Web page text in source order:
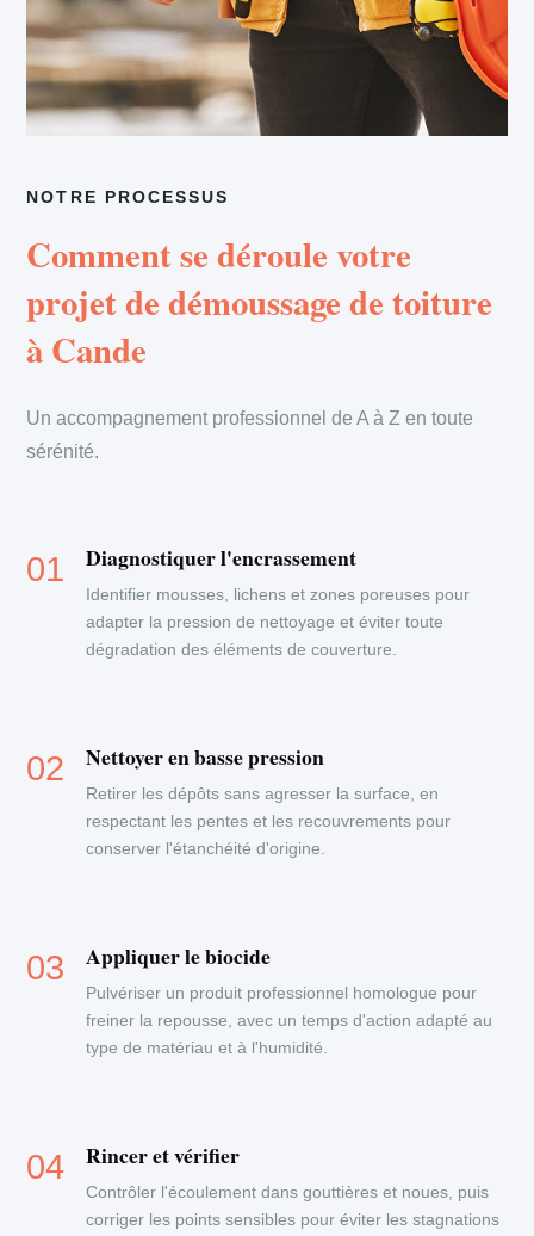
NOTRE PROCESSUS
Comment se déroule votre
projet de démoussage de toiture
à Cande
Un accompagnement professionnel de A à Z en toute
sérénité.
Diagnostiquer l'encrassement
Identifier mousses, lichens et zones poreuses pour
adapter la pression de nettoyage et éviter toute
dégradation des éléments de couverture.
Nettoyer en basse pression
Retirer les dépôts sans agresser la surface, en
respectant les pentes et les recouvrements pour
conserver l'étanchéité d'origine.
Appliquer le biocide
Pulvériser un produit professionnel homologue pour
freiner la repousse, avec un temps d'action adapté au
type de matériau et à l'humidité.
Rincer et vérifier
Contrôler l'écoulement dans gouttières et noues, puis
corriger les points sensibles pour éviter les stagnations